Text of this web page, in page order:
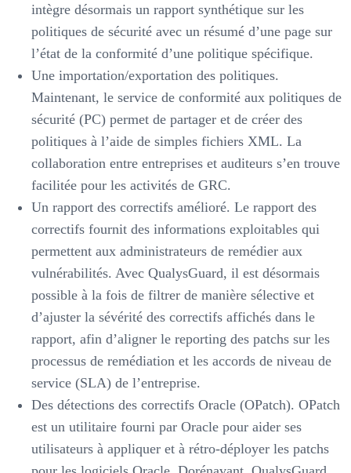
intègre désormais un rapport synthétique sur les
politiques de sécurité avec un résumé d’une page sur
l’état de la conformité d’une politique spécifique.
Une importation/exportation des politiques.
Maintenant, le service de conformité aux politiques de
sécurité (PC) permet de partager et de créer des
politiques à l’aide de simples fichiers XML. La
collaboration entre entreprises et auditeurs s’en trouve
facilitée pour les activités de GRC.
Un rapport des correctifs amélioré. Le rapport des
correctifs fournit des informations exploitables qui
permettent aux administrateurs de remédier aux
vulnérabilités. Avec QualysGuard, il est désormais
possible à la fois de filtrer de manière sélective et
d’ajuster la sévérité des correctifs affichés dans le
rapport, afin d’aligner le reporting des patchs sur les
processus de remédiation et les accords de niveau de
service (SLA) de l’entreprise.
Des détections des correctifs Oracle (OPatch). OPatch
est un utilitaire fourni par Oracle pour aider ses
utilisateurs à appliquer et à rétro-déployer les patchs